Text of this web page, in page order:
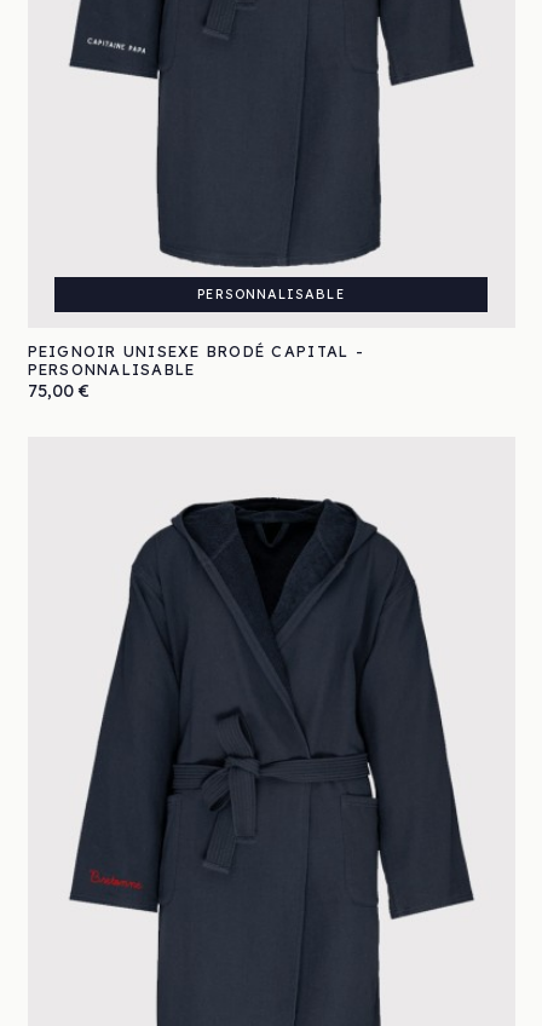
PERSONNALISABLE
PEIGNOIR UNISEXE BRODÉ CAPITAL -
PERSONNALISABLE
Prix
75,00 €